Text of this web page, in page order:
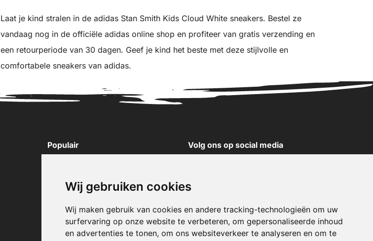
Wij gebruiken cookies
Wij maken gebruik van cookies en andere tracking-technologieën om uw
surfervaring op onze website te verbeteren, om gepersonaliseerde inhoud
en advertenties te tonen, om ons websiteverkeer te analyseren en om te
Laat je kind stralen in de adidas Stan Smith Kids Cloud White sneakers. Bestel ze
vandaag nog in de officiële adidas online shop en profiteer van gratis verzending en
een retourperiode van 30 dagen. Geef je kind het beste met deze stijlvolle en
comfortabele sneakers van adidas.
Populair
New Balance sneakers
Puma sneakers
Converse sneakers
Volg ons op social media
X
Pinterest